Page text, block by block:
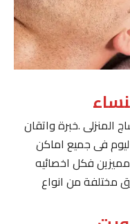
.خبرة واتقان
فى جميع اماكن
فكل اخصائيه
من انواع